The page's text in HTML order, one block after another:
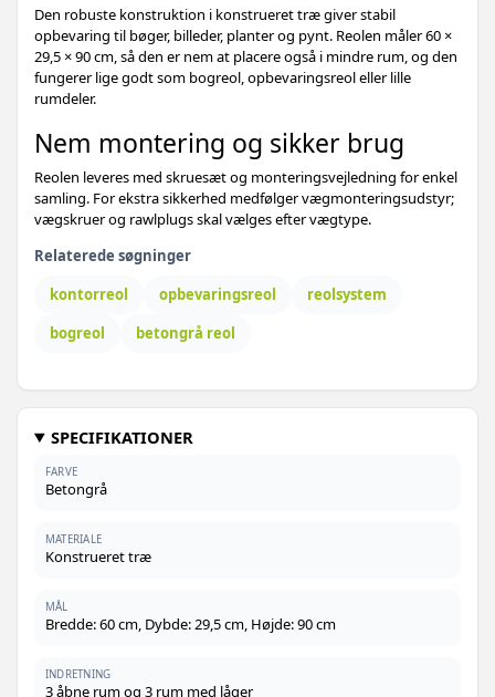
Den robuste konstruktion i konstrueret træ giver stabil
opbevaring til bøger, billeder, planter og pynt. Reolen måler 60 ×
29,5 × 90 cm, så den er nem at placere også i mindre rum, og den
fungerer lige godt som bogreol, opbevaringsreol eller lille
rumdeler.
Nem montering og sikker brug
Reolen leveres med skruesæt og monteringsvejledning for enkel
samling. For ekstra sikkerhed medfølger vægmonteringsudstyr;
vægskruer og rawlplugs skal vælges efter vægtype.
Relaterede søgninger
kontorreol
opbevaringsreol
reolsystem
bogreol
betongrå reol
SPECIFIKATIONER
FARVE
Betongrå
MATERIALE
Konstrueret træ
MÅL
Bredde: 60 cm, Dybde: 29,5 cm, Højde: 90 cm
INDRETNING
3 åbne rum og 3 rum med låger